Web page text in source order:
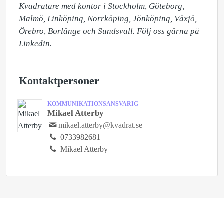
Kvadratare med kontor i Stockholm, Göteborg,
Malmö, Linköping, Norrköping, Jönköping, Växjö,
Örebro, Borlänge och Sundsvall. Följ oss gärna på
Linkedin.
Kontaktpersoner
KOMMUNIKATIONSANSVARIG
Mikael Atterby
mikael.atterby@kvadrat.se
0733982681
Mikael Atterby